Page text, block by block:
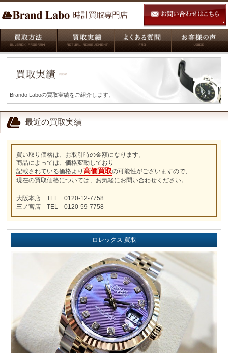
Brando Laboの買取実績をご紹介します。
最近の買取実績
買い取り価格は、お取引時の金額になります。
商品によっては、価格変動しており
記載されている価格より 高価買取の可能性がございますので、
現在の買取価格については、お気軽にお問い合わせください。
大阪本店 TEL 0120-12-7758
三ノ宮店 TEL 0120-59-7758
ロレックス 買取